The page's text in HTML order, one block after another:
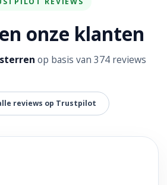
onze klanten
op basis van 374 reviews
reviews op Trustpilot